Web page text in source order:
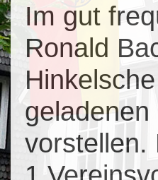
Im gut
Ronald
vorstellen.